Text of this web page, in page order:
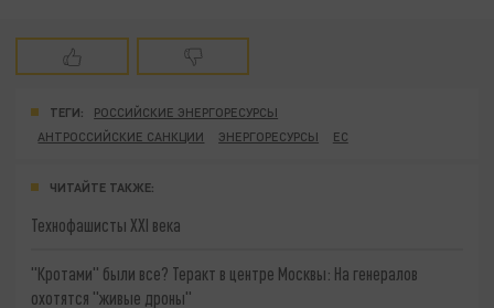
ТЕГИ:
РОССИЙСКИЕ ЭНЕРГОРЕСУРСЫ
АНТРОССИЙСКИЕ САНКЦИИ
ЭНЕРГОРЕСУРСЫ ЕС
ЧИТАЙТЕ ТАКЖЕ:
Технофашисты XXI века
"Кротами" были все? Теракт в центре Москвы: На генералов
охотятся "живые дроны"